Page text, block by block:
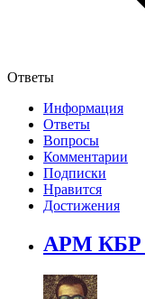
Ответы
Информация
Ответы
Вопросы
Комментарии
Подписки
Нравится
Достижения
АРМ КБР